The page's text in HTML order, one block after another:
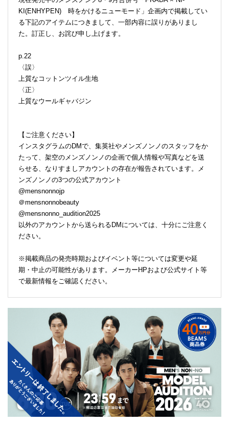
KI(ENHYPEN) 時をかけるニューモード」企画内で掲載してい
る下記のアイテムにつきまして、一部内容に誤りがありまし
た。訂正し、お詫び申し上げます。
p.22
〈誤〉
上質なコットンツイル生地
〈正〉
上質なウールギャバジン
【ご注意ください】
インスタグラムのDMで、集英社やメンズノンノのスタッフをか
たって、架空のメンズノンノの企画で個人情報や写真などを送
らせる、なりすましアカウントの存在が報告されています。メ
ンズノンノの3つの公式アカウント
@mensnonnojp
＠mensnonnobeauty
@mensnonno_audition2025
以外のアカウントから送られるDMについては、十分にご注意く
ださい。
※掲載商品の発売時期およびイベント等については変更や延
期・中止の可能性があります。メーカーHPおよび公式サイト等
で最新情報をご確認ください。